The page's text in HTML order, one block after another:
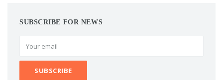
SUBSCRIBE FOR NEWS